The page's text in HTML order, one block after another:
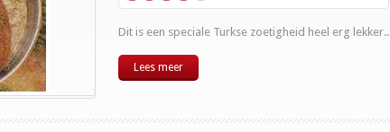
Dit is een speciale Turkse zoetigheid heel erg lekker..
Lees meer